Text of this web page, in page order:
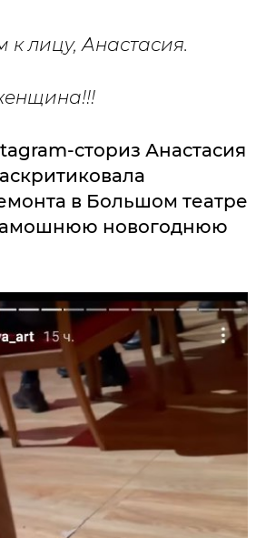
лицу, Анастасия.
сториз Анастасия
в Большом театре
новогоднюю